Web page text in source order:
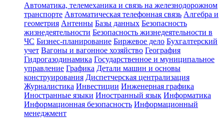
Автоматика, телемеханика и связь на железнодорожном
транспорте Автоматическая телефонная связь Алгебра и
геометрия Антенны Базы данных Безопасность
жизнедеятельности Безопасность жизнедеятельности в
ЧС Бизнес-планирование Биржевое дело Бухгалтерский
учет Вагоны и вагонное хозяйство География
Гидрогазодинамика Государственное и муниципальное
управление Графика Детали машин и основы
конструирования Диспетчерская централизация
Журналистика Инвестиции Инженерная графика
Иностранные языки Иностранный язык Информатика
Информационная безопасность Информационный
менеджмент